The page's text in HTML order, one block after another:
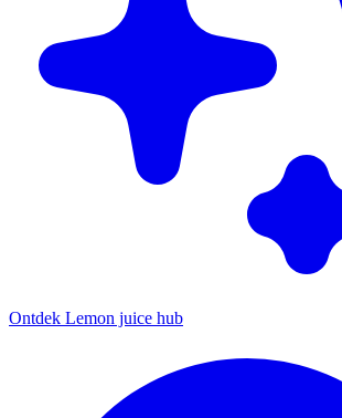
Ontdek Lemon juice hub